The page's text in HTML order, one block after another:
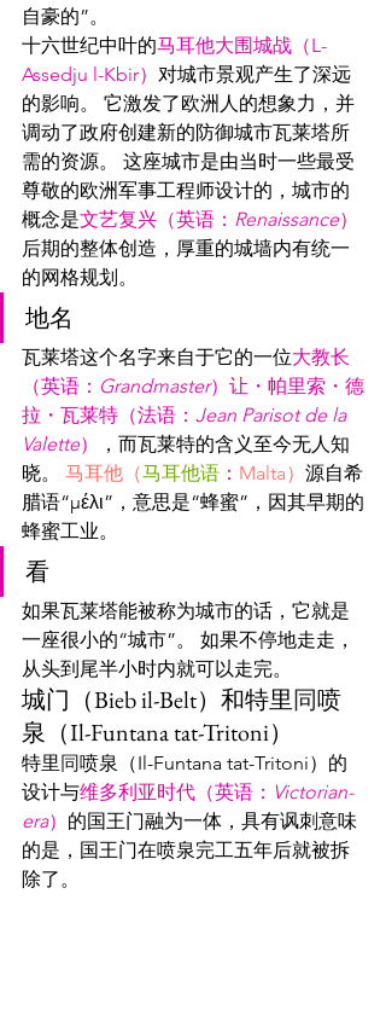
自豪的”。
十六世纪中叶的马耳他大围城战（L-
Assedju l-Kbir） 对城市景观产生了深远
的影响。 它激发了欧洲人的想象力，并
调动了政府创建新的防御城市瓦莱塔所
需的资源。 这座城市是由当时一些最受
尊敬的欧洲军事工程师设计的，城市的
概念是文艺复兴（英语： Renaissance）
后期的整体创造，厚重的城墙内有统一
的网格规划。
地名
瓦莱塔这个名字来自于它的一位大教长
（英语： Grandmaster） 让・帕里索・德
拉・瓦莱特（法语： Jean Parisot de la
Valette）
，而瓦莱特的含义至今无人知
晓。 马耳他（马耳他语 ： Malta） 源自希
腊语“μέλι”，意思是“蜂蜜”，因其早期的
蜂蜜工业。
看
如果瓦莱塔能被称为城市的话，它就是
一座很小的“城市”。 如果不停地走走，
从头到尾半小时内就可以走完。
城门（Bieb il-Belt）和特里同喷
泉（Il-Funtana tat-Tritoni）
特里同喷泉（Il-Funtana tat-Tritoni）的
设计与维多利亚时代（英语： Victorian-
era） 的国王门融为一体，具有讽刺意味
的是，国王门在喷泉完工五年后就被拆
除了。